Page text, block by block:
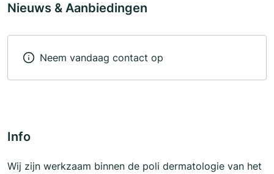
Nieuws & Aanbiedingen
Neem vandaag contact op
Info
Wij zijn werkzaam binnen de poli dermatologie van het